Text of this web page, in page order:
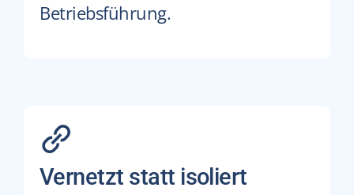
Betriebsführung.
Vernetzt statt isoliert